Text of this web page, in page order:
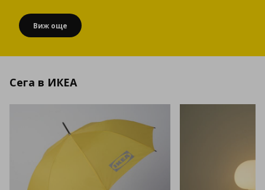
Виж още
Сега в ИКЕА